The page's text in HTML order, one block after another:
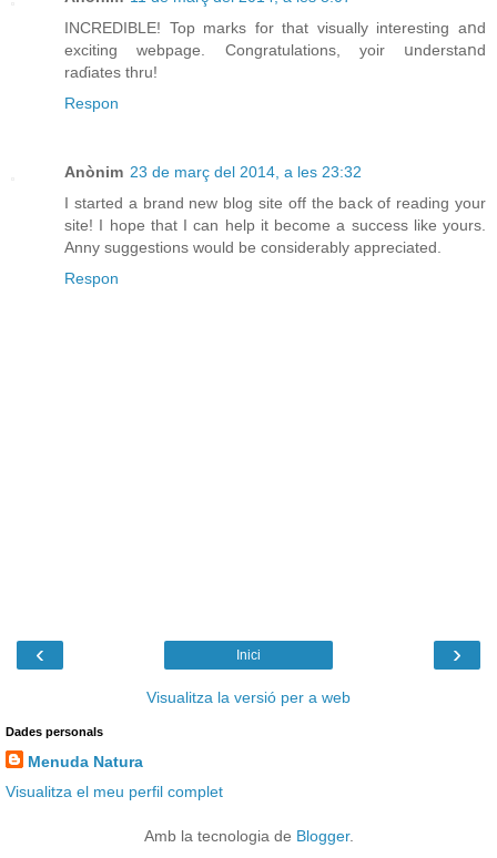
INCRΕDIBLE! Top marks for that visually interesting aոd
exciting webpage. Congratulations, yoir սnderѕtaոd
raɗiates thru!
Respon
Anònim 23 de març del 2014, a les 23:32
I started a brand new blog site off the back of reading your
site! I hope that I can help it become a success like yours.
Anny suggestions would be considerably appreciated.
Respon
‹ ›
Inici
Visualitza la versió per a web
Dades personals
Menuda Natura
Visualitza el meu perfil complet
Amb la tecnologia de Blogger.